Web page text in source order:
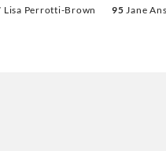
super GRUAUD LAROSE.
Lisa Perrotti-Brown 95 Jane